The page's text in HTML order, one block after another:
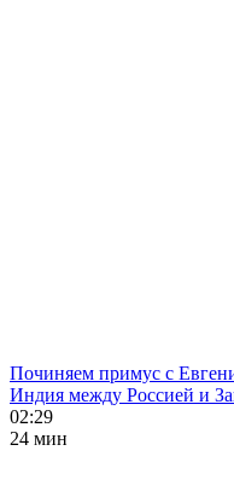
Починяем примус с
Индия между Россией и
02:29
24 мин